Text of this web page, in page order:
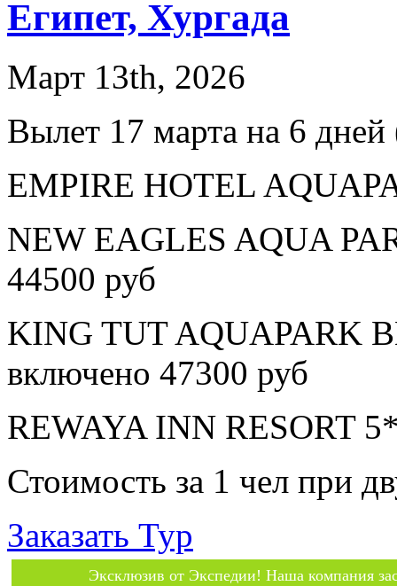
Египет, Хургада
Март 13th, 2026
Вылет 17 марта на 6
EMPIRE HOTEL
NEW EAGLES AQUA
44500 руб
KING TUT AQUAPARK
включено 47300 руб
REWAYA INN RESORT
Стоимость за 1 чел при
Заказать Тур
Эксклюзив от Экспедии! Наша компания